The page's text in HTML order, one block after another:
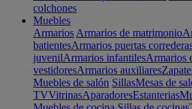
colchones
Muebles
Armarios Armarios de matrimonio
batientesArmarios puertas
juvenilArmarios infantilesArmarios
vestidoresArmarios auxiliares
Muebles de salón SillasMesas de
TVVitrinasAparadoresEstanterias